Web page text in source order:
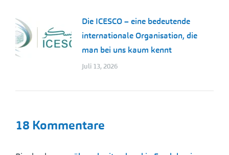
Die ICESCO – eine bedeutende
internationale Organisation, die
man bei uns kaum kennt
Juli 13, 2026
18 Kommentare